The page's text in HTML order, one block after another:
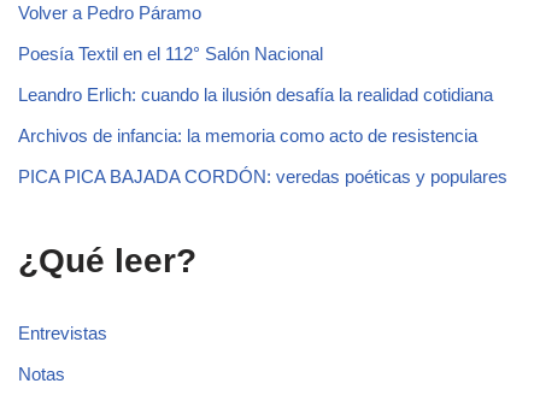
Volver a Pedro Páramo
Poesía Textil en el 112° Salón Nacional
Leandro Erlich: cuando la ilusión desafía la realidad cotidiana
Archivos de infancia: la memoria como acto de resistencia
PICA PICA BAJADA CORDÓN: veredas poéticas y populares
¿Qué leer?
Entrevistas
Notas